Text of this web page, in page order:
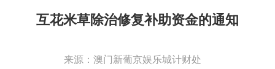
互花米草除治修复补助资金的通知
来源：澳门新葡京娱乐城计财处